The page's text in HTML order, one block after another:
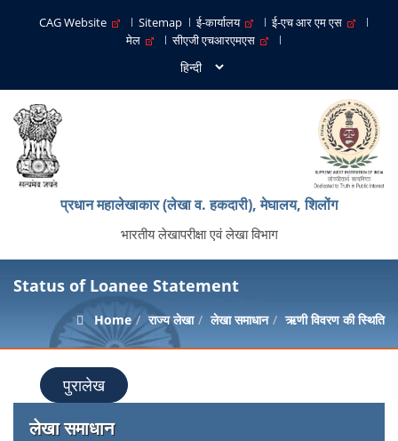
CAG Website Sitemap ई-कार्यालय
ई-एच आर एम एस
मेल
सीएजी एचआरएमएस
प्रधान महालेखाकार (लेखा व. हकदारी), मेघालय, शिलोंग
भारतीय लेखापरीक्षा एवं लेखा विभाग
Status of Loanee Statement
Home राज्य लेखा लेखा समाधान ऋणी विवरण की स्थिति
पुरालेख
लेखा समाधान